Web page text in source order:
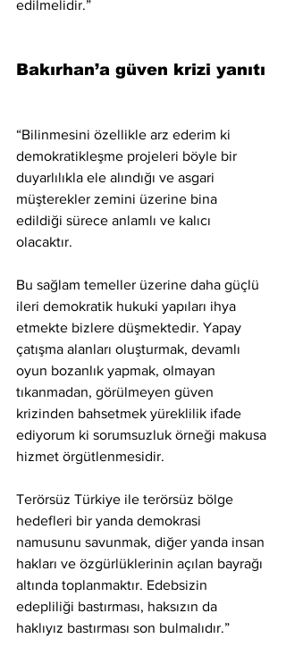
edilmelidir.”
Bakırhan’a güven krizi yanıtı
“Bilinmesini özellikle arz ederim ki
demokratikleşme projeleri böyle bir
duyarlılıkla ele alındığı ve asgari
müşterekler zemini üzerine bina
edildiği sürece anlamlı ve kalıcı
olacaktır.
Bu sağlam temeller üzerine daha güçlü
ileri demokratik hukuki yapıları ihya
etmekte bizlere düşmektedir. Yapay
çatışma alanları oluşturmak, devamlı
oyun bozanlık yapmak, olmayan
tıkanmadan, görülmeyen güven
krizinden bahsetmek yüreklilik ifade
ediyorum ki sorumsuzluk örneği makusa
hizmet örgütlenmesidir.
Terörsüz Türkiye ile terörsüz bölge
hedefleri bir yanda demokrasi
namusunu savunmak, diğer yanda insan
hakları ve özgürlüklerinin açılan bayrağı
altında toplanmaktır. Edebsizin
edepliliği bastırması, haksızın da
haklıyız bastırması son bulmalıdır.”